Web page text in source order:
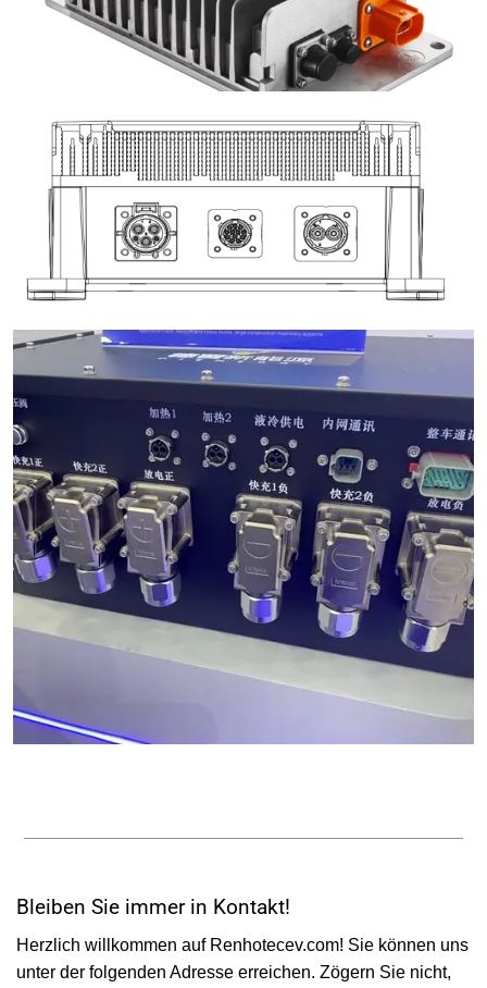
Bleiben Sie immer in Kontakt!
Herzlich willkommen auf Renhotecev.com! Sie können uns
unter der folgenden Adresse erreichen. Zögern Sie nicht,